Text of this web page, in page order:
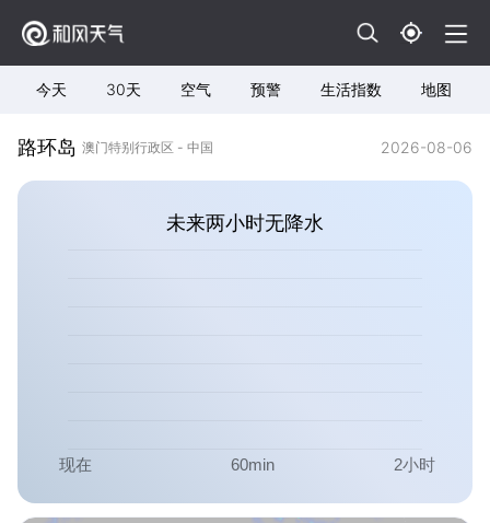
今天 30天 空气 预警 生活指数 地图
路环岛 澳门特别行政区 - 中国 2026-08-06
未来两小时无降水